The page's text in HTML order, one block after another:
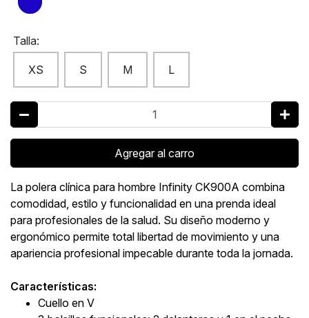
Talla:
XS S M L
Agregar al carro
La polera clínica para hombre Infinity CK900A combina
comodidad, estilo y funcionalidad en una prenda ideal
para profesionales de la salud. Su diseño moderno y
ergonómico permite total libertad de movimiento y una
apariencia profesional impecable durante toda la jornada.
Características:
Cuello en V